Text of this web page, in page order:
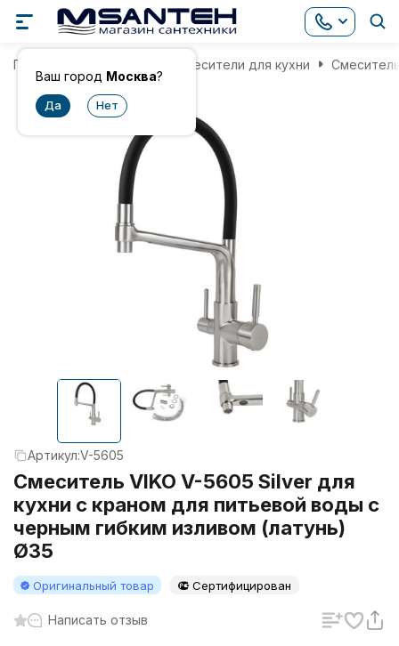
Ваш город Москва?
Главная Смесители для кухни
Артикул:V-5605
Смеситель VIKO V-5605 Silver для
кухни с краном для питьевой воды с
черным гибким изливом (латунь)
Ø35
Оригинальный товар Сертифицирован
Написать отзыв